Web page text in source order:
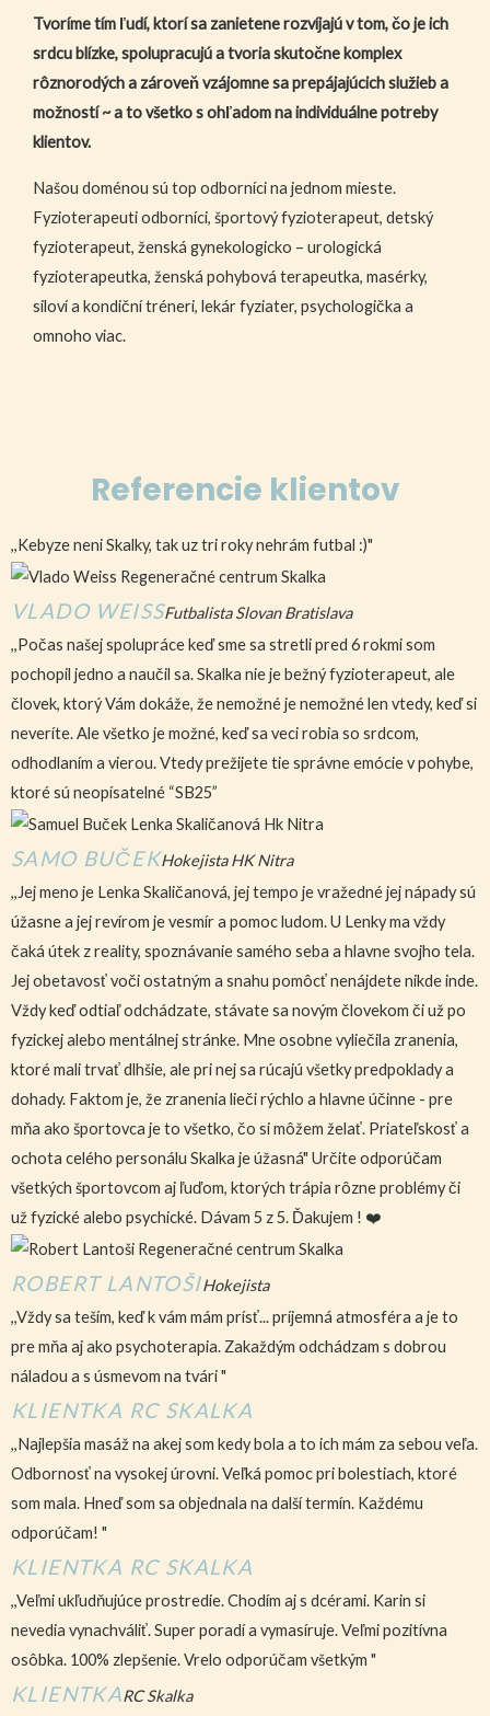
Tvoríme tím ľudí, ktorí sa zanietene rozvíjajú v tom, čo je ich
srdcu blízke, spolupracujú a tvoria skutočne komplex
rôznorodých a zároveň vzájomne sa prepájajúcich služieb a
možností ~ a to všetko s ohľadom na individuálne potreby
klientov.
Našou doménou sú top odborníci na jednom mieste.
Fyzioterapeuti odborníci, športový fyzioterapeut, detský
fyzioterapeut, ženská gynekologicko – urologická
fyzioterapeutka, ženská pohybová terapeutka, masérky,
siloví a kondiční tréneri, lekár fyziater, psychologička a
omnoho viac.
Referencie klientov
,,Kebyze neni Skalky, tak uz tri roky nehrám futbal :)"
VLADO WEISSFutbalista Slovan Bratislava
,,Počas našej spolupráce keď sme sa stretli pred 6 rokmi som
pochopil jedno a naučil sa. Skalka nie je bežný fyzioterapeut, ale
človek, ktorý Vám dokáže, že nemožné je nemožné len vtedy, keď si
neveríte. Ale všetko je možné, keď sa veci robia so srdcom,
odhodlaním a vierou. Vtedy prežijete tie správne emócie v pohybe,
ktoré sú neopísatelné “SB25”
SAMO BUČEKHokejista HK Nitra
,,Jej meno je Lenka Skaličanová, jej tempo je vražedné jej nápady sú
úžasne a jej revírom je vesmír a pomoc ludom. U Lenky ma vždy
čaká útek z reality, spoznávanie samého seba a hlavne svojho tela.
Jej obetavosť voči ostatným a snahu pomôcť nenájdete nikde inde.
Vždy keď odtiaľ odchádzate, stávate sa novým človekom či už po
fyzickej alebo mentálnej stránke. Mne osobne vyliečila zranenia,
ktoré mali trvať dlhšie, ale pri nej sa rúcajú všetky predpoklady a
dohady. Faktom je, že zranenia lieči rýchlo a hlavne účinne - pre
mňa ako športovca je to všetko, čo si môžem želať. Priateľskosť a
ochota celého personálu Skalka je úžasná" Určite odporúčam
všetkých športovcom aj ľuďom, ktorých trápia rôzne problémy či
už fyzické alebo psychické. Dávam 5 z 5. Ďakujem ! ❤️
ROBERT LANTOŠIHokejista
,,Vždy sa teším, keď k vám mám prísť... príjemná atmosféra a je to
pre mňa aj ako psychoterapia. Zakaždým odchádzam s dobrou
náladou a s úsmevom na tvári "
KLIENTKA RC SKALKA
,,Najlepšia masáž na akej som kedy bola a to ich mám za sebou veľa.
Odbornosť na vysokej úrovni. Veľká pomoc pri bolestiach, ktoré
som mala. Hneď som sa objednala na další termín. Každému
odporúčam! "
KLIENTKA RC SKALKA
,,Veľmi ukľudňujúce prostredie. Chodím aj s dcérami. Karin si
nevedia vynachváliť. Super poradí a vymasíruje. Veľmi pozitívna
osôbka. 100% zlepšenie. Vrelo odporúčam všetkým "
KLIENTKARC Skalka